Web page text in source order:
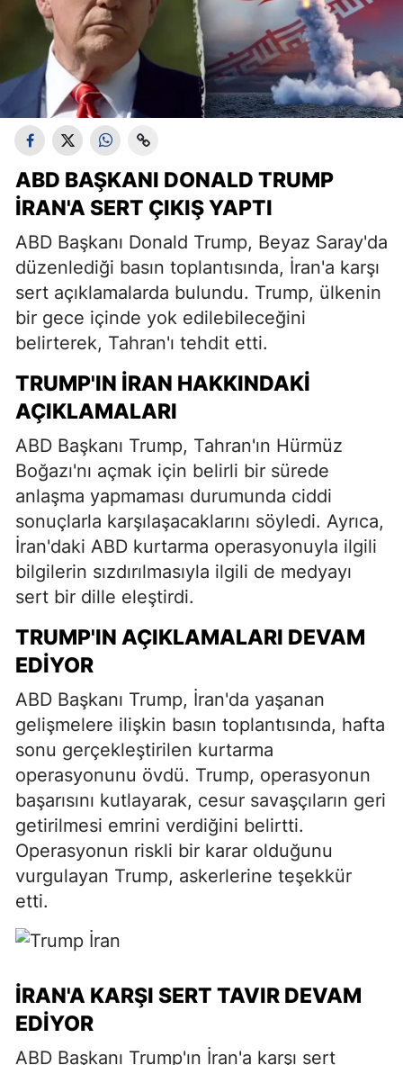
ABD BAŞKANI DONALD TRUMP
İRAN'A SERT ÇIKIŞ YAPTI
ABD Başkanı Donald Trump, Beyaz Saray'da
düzenlediği basın toplantısında, İran'a karşı
sert açıklamalarda bulundu. Trump, ülkenin
bir gece içinde yok edilebileceğini
belirterek, Tahran'ı tehdit etti.
TRUMP'IN İRAN HAKKINDAKI
AÇIKLAMALARI
ABD Başkanı Trump, Tahran'ın Hürmüz
Boğazı'nı açmak için belirli bir sürede
anlaşma yapmaması durumunda ciddi
sonuçlarla karşılaşacaklarını söyledi. Ayrıca,
İran'daki ABD kurtarma operasyonuyla ilgili
bilgilerin sızdırılmasıyla ilgili de medyayı
sert bir dille eleştirdi.
TRUMP'IN AÇIKLAMALARI DEVAM
EDIYOR
ABD Başkanı Trump, İran'da yaşanan
gelişmelere ilişkin basın toplantısında, hafta
sonu gerçekleştirilen kurtarma
operasyonunu övdü. Trump, operasyonun
başarısını kutlayarak, cesur savaşçıların geri
getirilmesi emrini verdiğini belirtti.
Operasyonun riskli bir karar olduğunu
vurgulayan Trump, askerlerine teşekkür
etti.
İRAN'A KARŞI SERT TAVIR DEVAM
EDIYOR
ABD Başkanı Trump'ın İran'a karşı sert